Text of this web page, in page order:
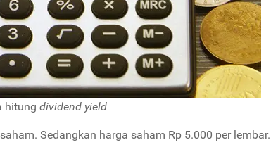
hitung dividend yield
Sedangkan harga saham Rp 5.000 per lembar.